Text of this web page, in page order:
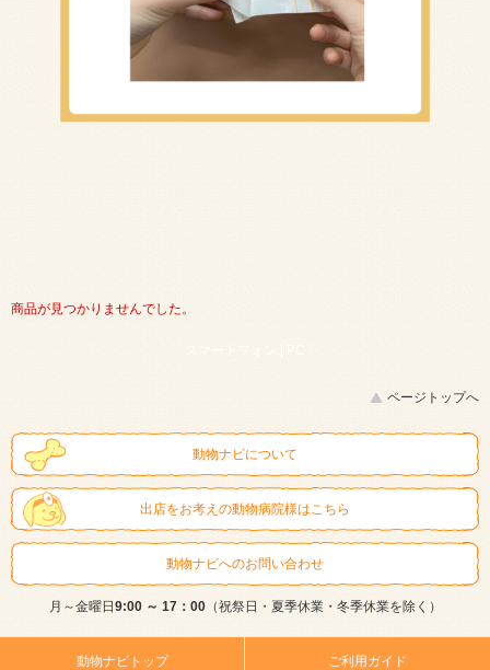
商品が見つかりませんでした。
スマートフォン | PC
ページトップへ
動物ナビについて
出店をお考えの動物病院様はこちら
動物ナビへのお問い合わせ
月～金曜日9:00 ～ 17：00（祝祭日・夏季休業・冬季休業を除く）
動物ナビトップ ご利用ガイド